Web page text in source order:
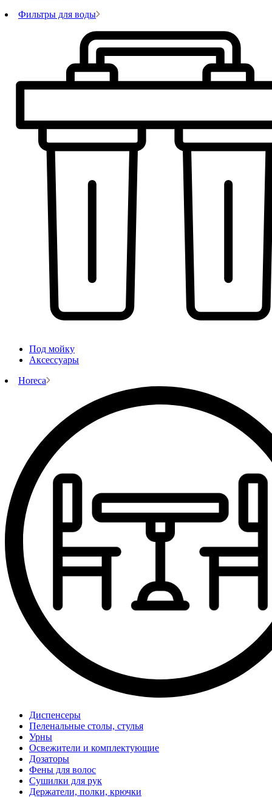
Фильтры для воды
Под мойку
Аксессуары
Horeca
Диспенсеры
Пеленальные столы, стулья
Урны
Освежители и комплектующие
Дозаторы
Фены для волос
Сушилки для рук
Держатели, полки, крючки